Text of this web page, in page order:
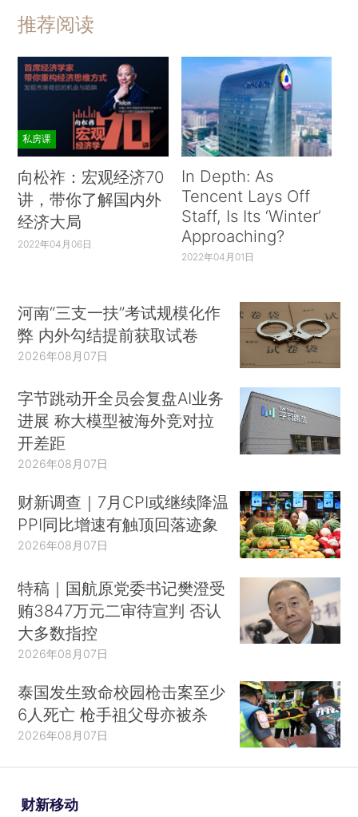
推荐阅读
私房课
向松祚：宏观经济70
讲，带你了解国内外
经济大局
2022年04月06日
In Depth: As
Tencent Lays Off
Staff, Is Its ‘Winter’
Approaching?
2022年04月01日
河南“三支一扶”考试规模化作
弊 内外勾结提前获取试卷
2026年08月07日
字节跳动开全员会复盘AI业务
进展 称大模型被海外竞对拉
开差距
2026年08月07日
财新调查｜7月CPI或继续降温
PPI同比增速有触顶回落迹象
2026年08月07日
特稿｜国航原党委书记樊澄受
贿3847万元二审待宣判 否认
大多数指控
2026年08月07日
泰国发生致命校园枪击案至少
6人死亡 枪手祖父母亦被杀
2026年08月07日
财新移动